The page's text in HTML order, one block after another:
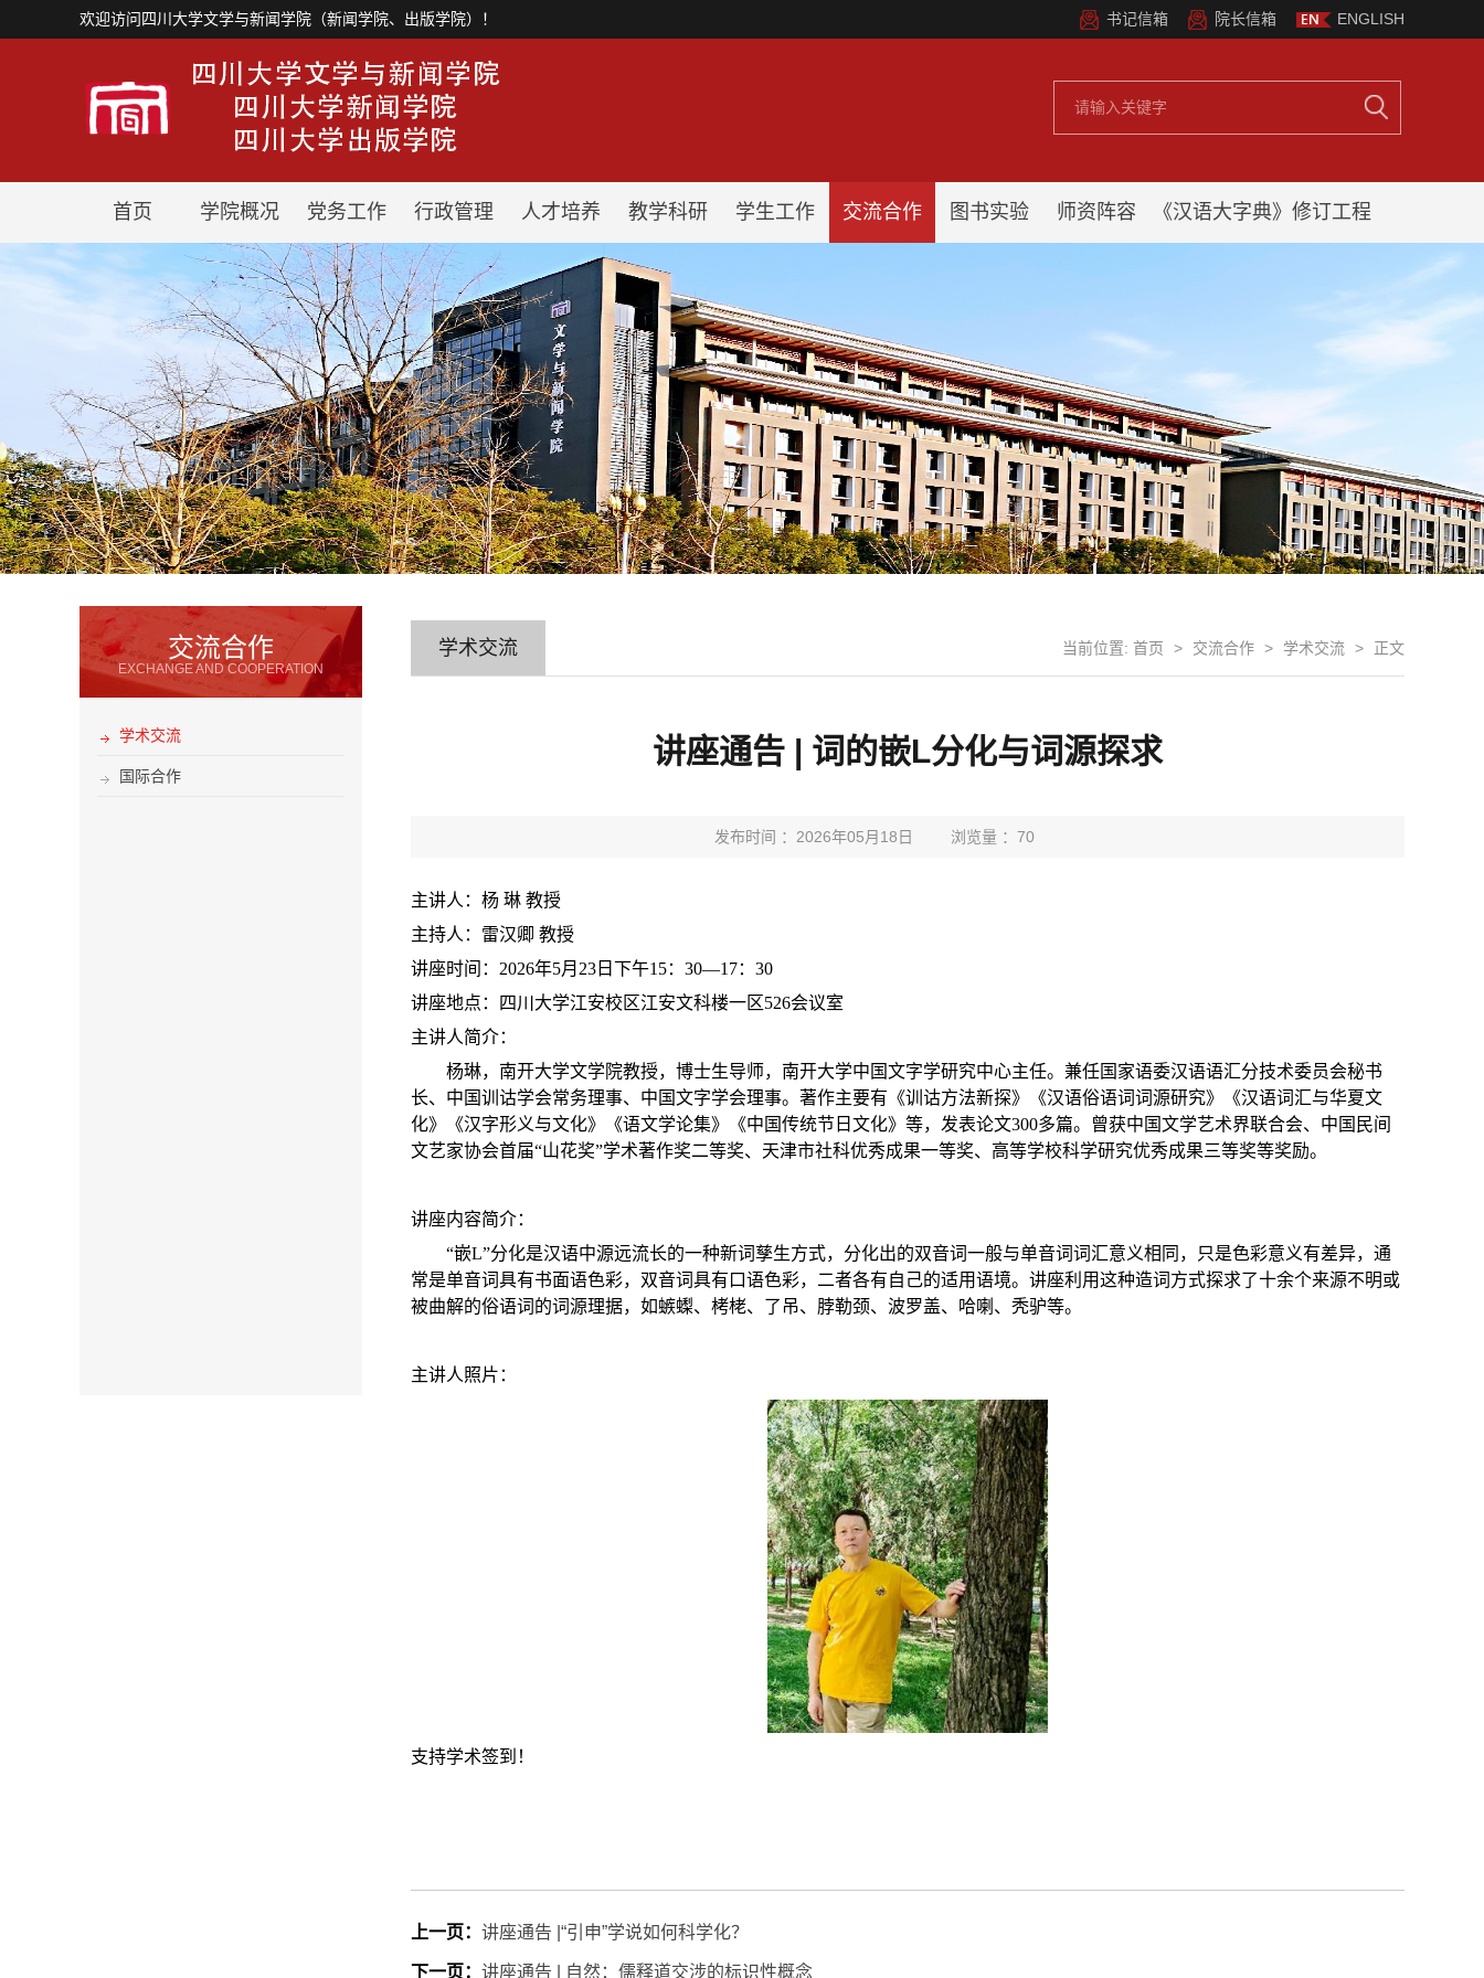
欢迎访问四川大学文学与新闻学院（新闻学院、出版学院）！ ENGLISH
院长信箱
书记信箱
首页 学院概况 党务工作 行政管理 人才培养 教学科研 学生工作 交流合作 图书实验 师资阵容 《汉语大字典》修订工程
交流合作
EXCHANGE AND COOPERATION
学术交流
国际合作
学术交流 当前位置: 首页 > 交流合作 > 学术交流 > 正文
讲座通告 | 词的嵌L分化与词源探求
发布时间 ：2026年05月18日 浏览量 ： 70
主讲人：杨 琳 教授
主持人：雷汉卿 教授
讲座时间： 2026年5月 23 日下午15： 30—17： 30
讲座地点：四川大学江安校区江安文科楼一区526会议室
主讲人简介：
杨琳，南开大学文学院教授，博士生导师，南开大学中国文字学研究中心主任。兼任国家语委汉语语汇分技术委员会秘书
长、中国训诂学会常务理事、中国文字学会理事。著作主要有《训诂方法新探》《汉语俗语词词源研究》《汉语词汇与华夏文
化》《汉字形义与文化》《语文学论集》《中国传统节日文化》等，发表论文300多篇。曾获中国文学艺术界联合会、中国民间
文艺家协会首届“山花奖”学术著作奖二等奖、天津市社科优秀成果一等奖、高等学校科学研究优秀成果三等奖等奖励。
讲座内容简介：
“嵌L”分化是汉语中源远流长的一种新词孳生方式，分化出的双音词一般与单音词词汇意义相同，只是色彩意义有差异，通
常是单音词具有书面语色彩，双音词具有口语色彩，二者各有自己的适用语境。讲座利用这种造词方式探求了十余个来源不明或
被曲解的俗语词的词源理据，如螏蟍、栲栳、了吊、脖勒颈、波罗盖、哈喇、秃驴等。
主讲人照片：
支持学术签到！
上一页： 讲座通告 |“引申”学说如何科学化？
下一页： 讲座通告 | 自然：儒释道交涉的标识性概念